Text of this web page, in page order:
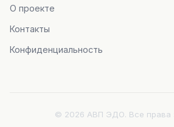
О проекте
Контакты
Конфиденциальность
© 2026 АВП ЭДО. Все права